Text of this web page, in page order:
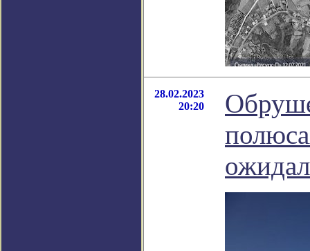
28.02.2023
20:20